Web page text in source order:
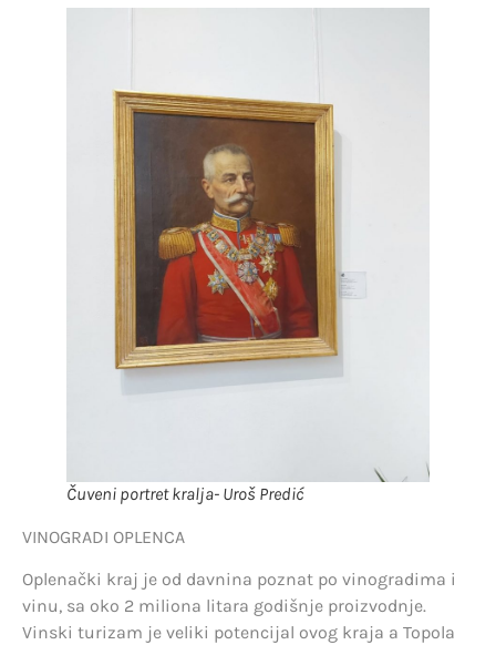
Čuveni portret kralja- Uroš Predić
VINOGRADI OPLENCA
Oplenački kraj je od davnina poznat po vinogradima i
vinu, sa oko 2 miliona litara godišnje proizvodnje.
Vinski turizam je veliki potencijal ovog kraja a Topola